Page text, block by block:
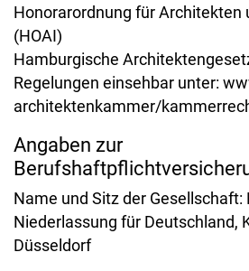
Honorarordnung für Architekten
(HOAI)
Hamburgische
Regelungen einsehbar unter:
architektenkammer/
Angaben zur
Name und Sitz der Gesellschaft:
Niederlassung für Deutschland,
Düsseldorf